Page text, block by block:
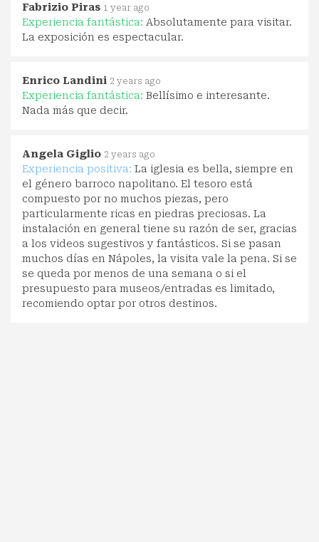
Fabrizio Piras 1 year ago
Experiencia fantástica: Absolutamente para visitar.
La exposición es espectacular.
Enrico Landini 2 years ago
Experiencia fantástica: Bellísimo e interesante.
Nada más que decir.
Angela Giglio 2 years ago
Experiencia positiva: La iglesia es bella, siempre en
el género barroco napolitano. El tesoro está
compuesto por no muchos piezas, pero
particularmente ricas en piedras preciosas. La
instalación en general tiene su razón de ser, gracias
a los videos sugestivos y fantásticos. Si se pasan
muchos días en Nápoles, la visita vale la pena. Si se
se queda por menos de una semana o si el
presupuesto para museos/entradas es limitado,
recomiendo optar por otros destinos.